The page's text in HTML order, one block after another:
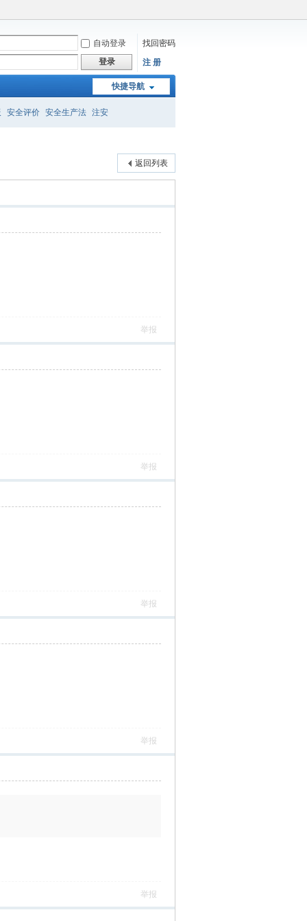
自动登录
找回密码
登录 注 册
快捷导航
安全评价 安全生产法 注安
返回列表
举报
举报
举报
举报
举报